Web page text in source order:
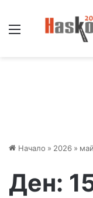
Начало » 2026 » май
Ден: